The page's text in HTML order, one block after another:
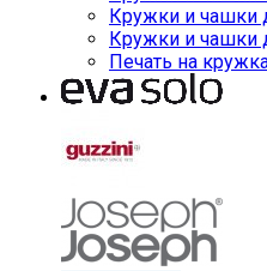
Кружки и чашки
Кружки и чашки
Печать на